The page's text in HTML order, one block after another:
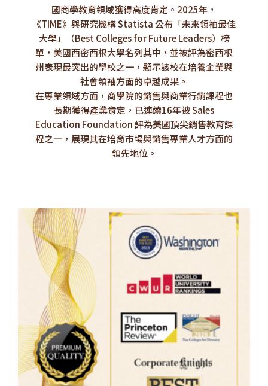
國商學教育領域獲得高度肯定。2025年，
《TIME》與研究機構 Statista 公布「未來領袖最佳
大學」（Best Colleges for Future Leaders）榜
單，美國西密西根大學名列其中，並被評為密西根
州表現最突出的學校之一，顯示該校在培養企業與
社會領袖方面的卓越成果。
在專業領域方面，商學院的銷售與商業行銷課程也
長期獲得產業肯定，已連續16年被 Sales
Education Foundation 評為美國頂尖銷售教育課
程之一，展現其在培育市場與銷售專業人才方面的
領先地位。